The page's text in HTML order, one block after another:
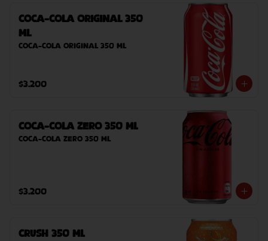
Coca-Cola Original 350
ml
Coca-Cola Original 350 ml
$3.200
Coca-Cola Zero 350 ml
Coca-Cola Zero 350 ml
$3.200
Crush 350 ml